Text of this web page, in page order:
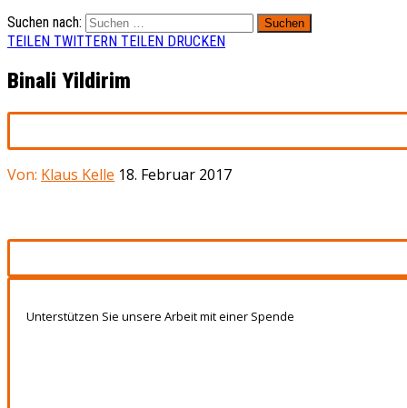
Suchen nach:
TEILEN TWITTERN TEILEN DRUCKEN
Binali Yildirim
Von: Klaus Kelle 18. Februar 2017
Unterstützen Sie unsere Arbeit mit einer Spende